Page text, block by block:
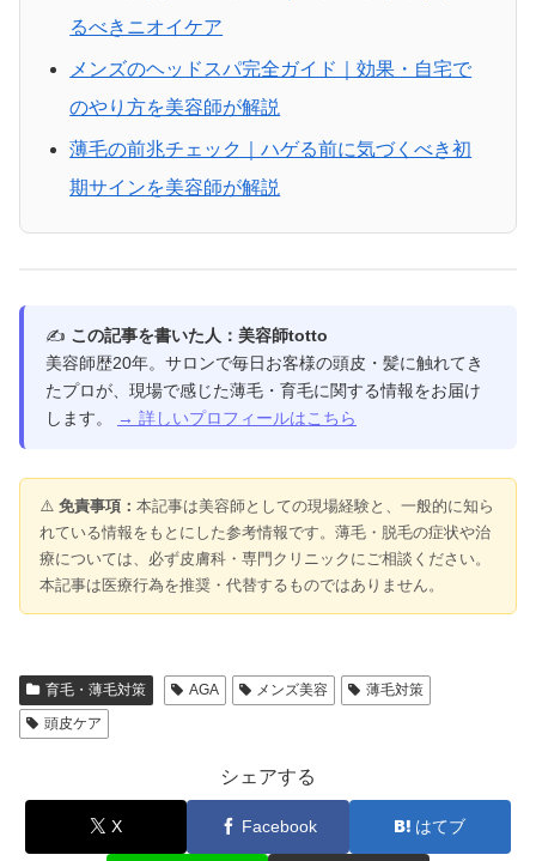
るべきニオイケア
メンズのヘッドスパ完全ガイド｜効果・自宅で
のやり方を美容師が解説
薄毛の前兆チェック｜ハゲる前に気づくべき初
期サインを美容師が解説
✍️ この記事を書いた人：美容師totto
美容師歴20年。サロンで毎日お客様の頭皮・髪に触れてき
たプロが、現場で感じた薄毛・育毛に関する情報をお届け
します。
→ 詳しいプロフィールはこちら
⚠️ 免責事項： 本記事は美容師としての現場経験と、一般的に知ら
れている情報をもとにした参考情報です。薄毛・脱毛の症状や治
療については、必ず皮膚科・専門クリニックにご相談ください。
本記事は医療行為を推奨・代替するものではありません。
育毛・薄毛対策 AGA メンズ美容
薄毛対策
頭皮ケア
シェアする
X Facebook はてブ